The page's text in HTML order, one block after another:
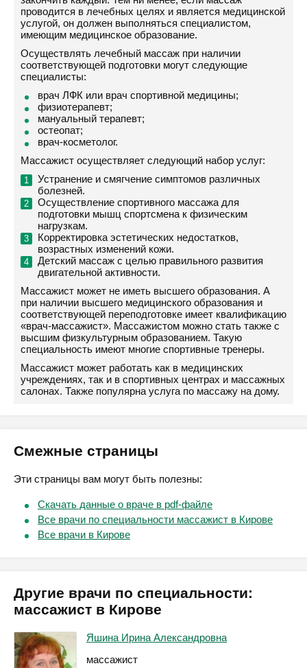
проводится в лечебных целях и является медицинской
услугой, он должен выполняться специалистом,
имеющим медицинское образование.
Осуществлять лечебный массаж при наличии
соответствующей подготовки могут следующие
специалисты:
врач ЛФК или врач спортивной медицины;
физиотерапевт;
мануальный терапевт;
остеопат;
врач-косметолог.
Массажист осуществляет следующий набор услуг:
Устранение и смягчение симптомов различных
болезней.
Осуществление спортивного массажа для
подготовки мышц спортсмена к физическим
нагрузкам.
Корректировка эстетических недостатков,
возрастных изменений кожи.
Детский массаж с целью правильного развития
двигательной активности.
Массажист может не иметь высшего образования. А
при наличии высшего медицинского образования и
соответствующей переподготовке имеет квалификацию
«врач-массажист». Массажистом можно стать также с
высшим физкультурным образованием. Такую
специальность имеют многие спортивные тренеры.
Массажист может работать как в медицинских
учреждениях, так и в спортивных центрах и массажных
салонах. Также популярна услуга по массажу на дому.
Смежные страницы
Эти страницы вам могут быть полезны:
Скачать данные о враче в pdf-файле
Все врачи по специальности массажист в Кирове
Все врачи в Кирове
Другие врачи по специальности:
массажист в Кирове
Яшина Ирина Александровна
массажист